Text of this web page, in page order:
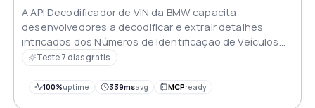
A API Decodificador de VIN da BMW capacita
desenvolvedores a decodificar e extrair detalhes
intricados dos Números de Identificação de Veículos
(VINs) da BMW de forma contínua. Tenha acesso a
fabricação, configurações técnicas, detalhes de
Teste 7 dias gratis
100%uptime 339msavg MCPready